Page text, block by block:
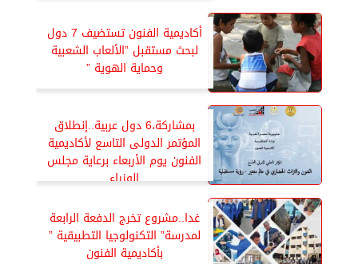
أكاديمية الفنون تستضيف 7 دول
لبحث مستقبل ”الألعاب الشعبية
وحماية الهوية ”
بمشاركة،6 دول عربية..إنطلاق
المؤتمر الدولى التاسع لأكاديمية
الفنون يوم الأربعاء برعاية مجلس
الوزراء
غدا..مشروع تخرج الدفعة الرابعة
لمدرسة” التكنولوجيا التطبيقية ”
بأكاديمية الفنون